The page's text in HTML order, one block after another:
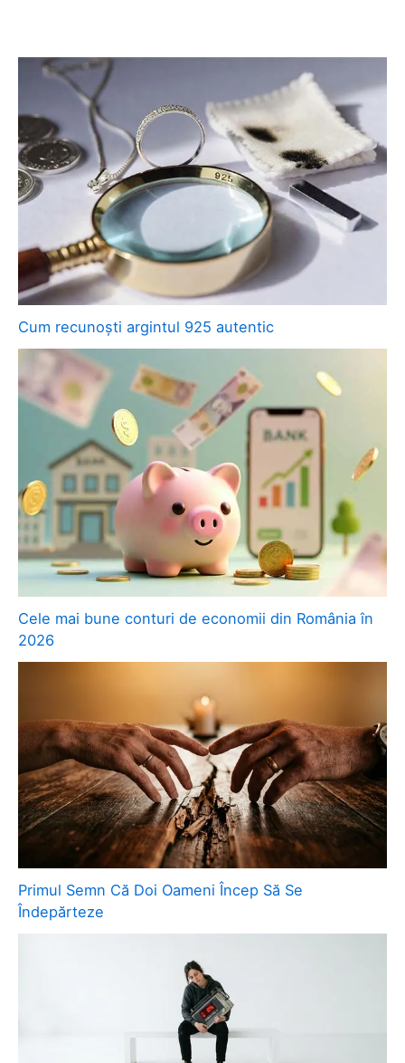
Cum recunoști argintul 925 autentic
Cele mai bune conturi de economii din România în
2026
Primul Semn Că Doi Oameni Încep Să Se
Îndepărteze